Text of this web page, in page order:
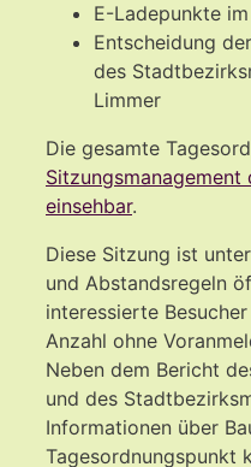
E-Ladepunkte
Entscheidung
des
Limmer
Die gesamte
einsehbar.
Diese Sitzung ist
und Abstandsregeln
interessierte
Anzahl ohne
Neben dem Bericht
und des
Informationen über
Tagesordnungspunkt